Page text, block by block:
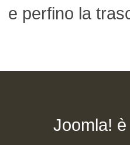
e perfino la
Joomla!